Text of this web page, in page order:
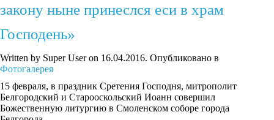
закону ныне принеслся еси в храм
Господень»
Written by Super User on 16.04.2016. Опубликовано в
Фотогалерея
15 февраля, в праздник Сретения Господня, митрополит
Белгородский и Старооскольский Иоанн совершил
Божественную литургию в Смоленском соборе города